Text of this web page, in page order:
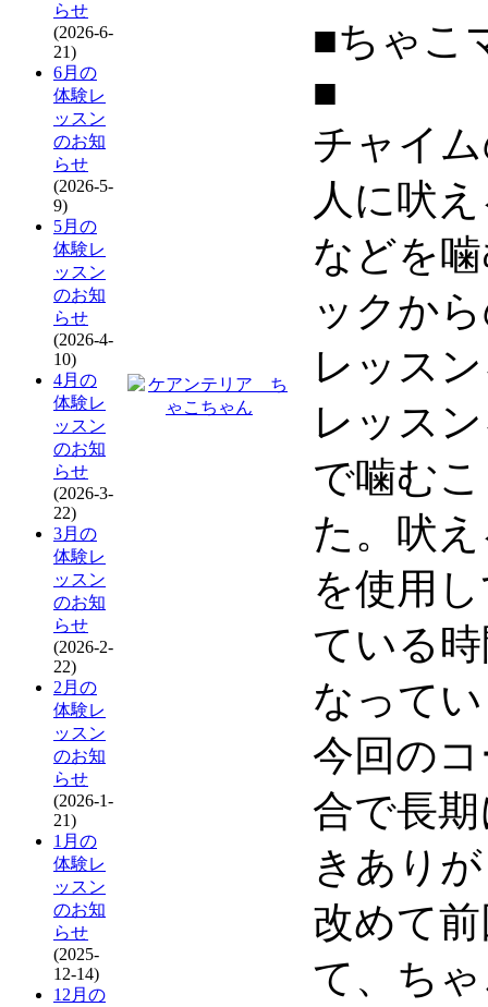
らせ
(2026-6-
21)
6月の
体験レ
ッスン
のお知
らせ
(2026-5-
9)
5月の
体験レ
ッスン
のお知
らせ
(2026-4-
10)
4月の
体験レ
ッスン
のお知
らせ
(2026-3-
22)
3月の
体験レ
ッスン
のお知
らせ
(2026-2-
22)
2月の
体験レ
ッスン
のお知
らせ
(2026-1-
21)
1月の
体験レ
ッスン
のお知
らせ
(2025-
12-14)
12月の
■ちゃこ
■
チャイ
人に吠
などを
ックか
レッス
レッス
で噛む
た。吠
を使用
ている
なって
今回の
合で長
きあり
改めて
て、ち